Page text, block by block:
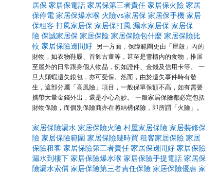
居保 家居保電話 家居保第三者責任 家居保火險 家居
保停電 家居保爆水喉 火險vs家居保 家居保手機 家居
保租客 打風家居保 家居保打風 漏水家居保 家居保
險 保誠家居保 家居保险 家居保險包什麼 家居保險比
較 家居保險邊間好
另一方面，保障範圍更由「屋殼」內的
財物，如衣物鞋履、首飾古董等，甚至是雪櫃內的食物，推展
至屋外的日常跟身個人物品，例如證件、金錢及信用卡等。 一
旦大頭蝦遺失銀包，亦可受保。然而，由於遺失事件時有發
生，這部分屬「高風險」項目，一般保單保額不高，如有需要
攜帶大量金錢外出，還是小心為妙。 一般家居保險都必定包括
財物保險，而個別保險商亦在將結構保險，即所謂「火險」。
家居保險漏水 家居保險火險 村屋家居保險 家居裝修保
險 家居保險範圍 家居保險幾時買 租客家居保險 家居
保險租客 家居保險第三者責任 家居保邊間好 家居保險
漏水到樓下 家居保險爆水喉 家居保險手提電話 家居保
險漏水索償 家居保險第三者責任保險 家居保險優惠 家